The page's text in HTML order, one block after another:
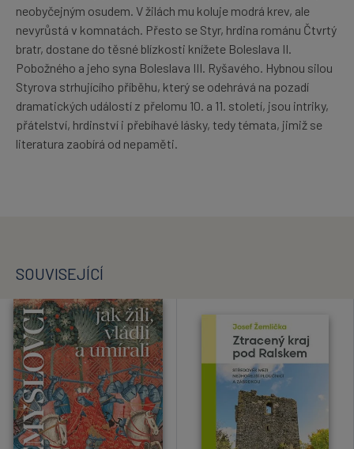
neobyčejným osudem. V žilách mu koluje modrá krev, ale
nevyrůstá v komnatách. Přesto se Styr, hrdina románu Čtvrtý
bratr, dostane do těsné blízkosti knížete Boleslava II.
Pobožného a jeho syna Boleslava III. Ryšavého. Hybnou silou
Styrova strhujícího příběhu, který se odehrává na pozadí
dramatických událostí z přelomu 10. a 11. století, jsou intriky,
přátelství, hrdinství i přebíhavé lásky, tedy témata, jimiž se
literatura zaobírá od nepaměti.
SOUVISEJÍCÍ